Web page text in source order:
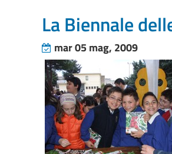
La Biennale
mar 05 mag, 2009